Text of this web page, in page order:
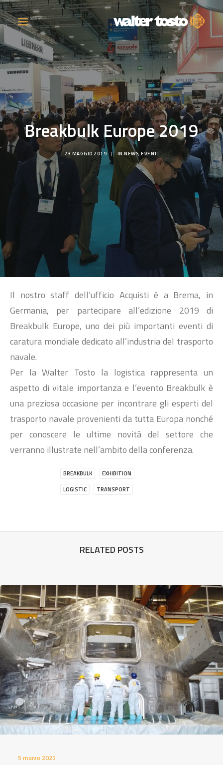
AZIENDA
PRODOTTI
ATTIVITÀ
CONTATTI
LAVORA CON NOI
NEWS
Breakbulk Europe 2019
23 MAGGIO 2019 | IN NEWS, EVENTI
Il nostro staff dell’ufficio Acquisti è a Brema, in
Germania, per partecipare all’edizione 2019 di
Breakbulk Europe, uno dei più importanti eventi di
caratura mondiale dedicato all’industria del trasporto
navale.
Per la Walter Tosto la logistica rappresenta un
aspetto di vitale importanza e l’evento Breakbulk è
una preziosa occasione per incontrare gli esperti del
trasporto navale provenienti da tutta Europa nonché
per conoscere le ultime novità del settore che
verranno illustrate nell’ambito della conferenza.
BREAKBULK
EXHIBITION
LOGISTIC
TRANSPORT
RELATED POSTS
5 marzo 2025